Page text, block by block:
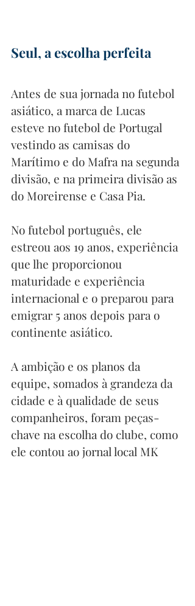
Seul, a escolha perfeita
Antes de sua jornada no futebol
asiático, a marca de Lucas
esteve no futebol de Portugal
vestindo as camisas do
Marítimo e do Mafra na segunda
divisão, e na primeira divisão as
do Moreirense e Casa Pia.
No futebol português, ele
estreou aos 19 anos, experiência
que lhe proporcionou
maturidade e experiência
internacional e o preparou para
emigrar 5 anos depois para o
continente asiático.
A ambição e os planos da
equipe, somados à grandeza da
cidade e à qualidade de seus
companheiros, foram peças-
chave na escolha do clube, como
ele contou ao jornal local MK